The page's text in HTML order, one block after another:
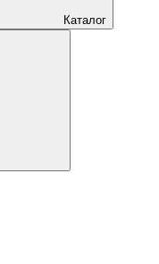
Каталог